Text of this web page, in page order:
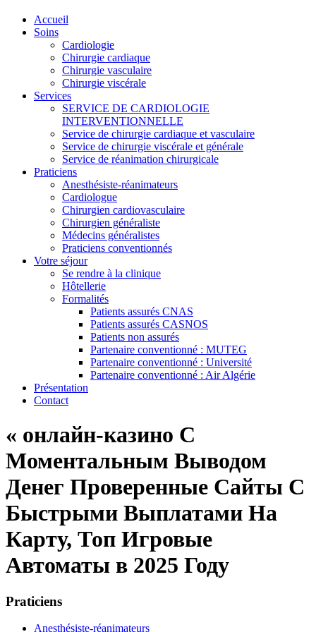
Accueil
Soins
Cardiologie
Chirurgie cardiaque
Chirurgie vasculaire
Chirurgie viscérale
Services
SERVICE DE CARDIOLOGIE
INTERVENTIONNELLE
Service de chirurgie cardiaque et vasculaire
Service de chirurgie viscérale et générale
Service de réanimation chirurgicale
Praticiens
Anesthésiste-réanimateurs
Cardiologue
Chirurgien cardiovasculaire
Chirurgien généraliste
Médecins généralistes
Praticiens conventionnés
Votre séjour
Se rendre à la clinique
Hôtellerie
Formalités
Patients assurés CNAS
Patients assurés CASNOS
Patients non assurés
Partenaire conventionné : MUTEG
Partenaire conventionné : Université
Partenaire conventionné : Air Algérie
Présentation
Contact
« онлайн-казино С
Моментальным Выводом
Денег Проверенные Сайты С
Быстрыми Выплатами На
Карту, Топ Игровые
Автоматы в 2025 Году
Praticiens
Anesthésiste-réanimateurs